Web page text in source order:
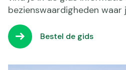
bezienswaardigheden waar
Bestel de gids